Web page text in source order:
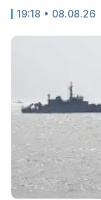
19:18 • 08.08.26